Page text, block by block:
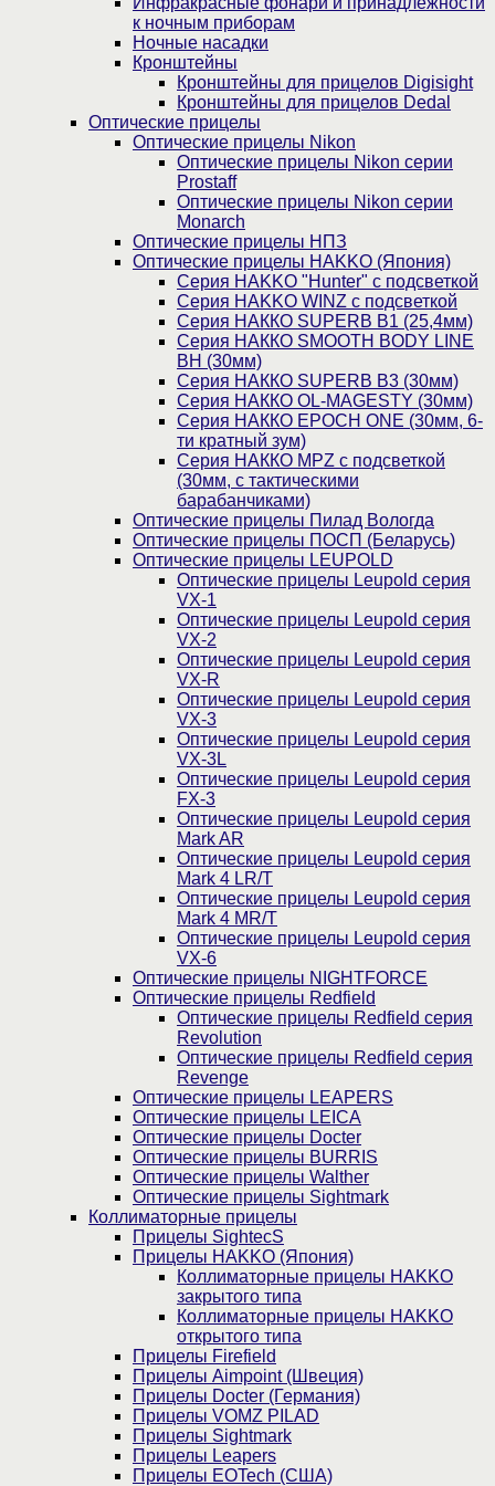
к ночным приборам
Ночные насадки
Кронштейны
Кронштейны для прицелов Digisight
Кронштейны для прицелов Dedal
Оптические прицелы
Оптические прицелы Nikon
Оптические прицелы Nikon серии
Prostaff
Оптические прицелы Nikon серии
Monarch
Оптические прицелы НПЗ
Оптические прицелы HAKKO (Япония)
Cерия HAKKO "Hunter" с подсветкой
Серия НAKKO WINZ с подсветкой
Серия НАККО SUPERB B1 (25,4мм)
Серия НАККО SMOOTH BODY LINE
BH (30мм)
Серия НАККО SUPERB B3 (30мм)
Серия НАККО OL-MAGESTY (30мм)
Серия НАККО EPOCH ONE (30мм, 6-
ти кратный зум)
Серия НАККО MPZ с подсветкой
(30мм, c тактическими
барабанчиками)
Оптические прицелы Пилад Вологда
Оптические прицелы ПОСП (Беларусь)
Оптические прицелы LEUPOLD
Оптические прицелы Leupold серия
VX-1
Оптические прицелы Leupold серия
VX-2
Оптические прицелы Leupold серия
VX-R
Оптические прицелы Leupold серия
VX-3
Оптические прицелы Leupold серия
VX-3L
Оптические прицелы Leupold серия
FX-3
Оптические прицелы Leupold серия
Mark AR
Оптические прицелы Leupold серия
Mark 4 LR/T
Оптические прицелы Leupold серия
Mark 4 MR/T
Оптические прицелы Leupold серия
VX-6
Оптические прицелы NIGHTFORCE
Оптические прицелы Redfield
Оптические прицелы Redfield серия
Revolution
Оптические прицелы Redfield серия
Revenge
Оптические прицелы LEAPERS
Оптические прицелы LEICA
Оптические прицелы Docter
Оптические прицелы BURRIS
Оптические прицелы Walther
Оптические прицелы Sightmark
Коллиматорные прицелы
Прицелы SightecS
Прицелы HAKKO (Япония)
Коллиматорные прицелы HAKKO
закрытого типа
Коллиматорные прицелы HAKKO
открытого типа
Прицелы Firefield
Прицелы Aimpoint (Швеция)
Прицелы Docter (Германия)
Прицелы VOMZ PILAD
Прицелы Sightmark
Прицелы Leapers
Прицелы EOTech (США)